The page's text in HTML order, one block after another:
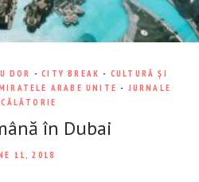
DOR -CITY BREAK - CULTURĂ ȘI
ARABE UNITE - JURNALE
în Dubai
11, 2018